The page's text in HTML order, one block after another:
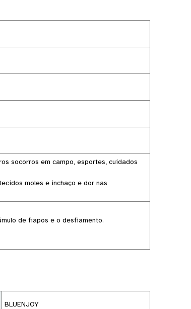
socorros em campo, esportes, cuidados
moles e inchaço e dor nas
de fiapos e o desfiamento.
BLUENJOY